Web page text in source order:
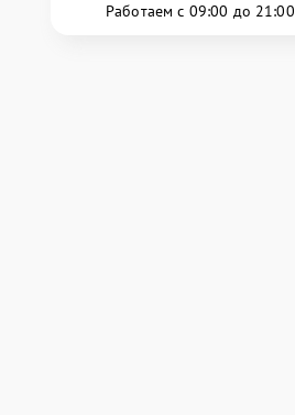
Работаем с 09:00 до 21:00